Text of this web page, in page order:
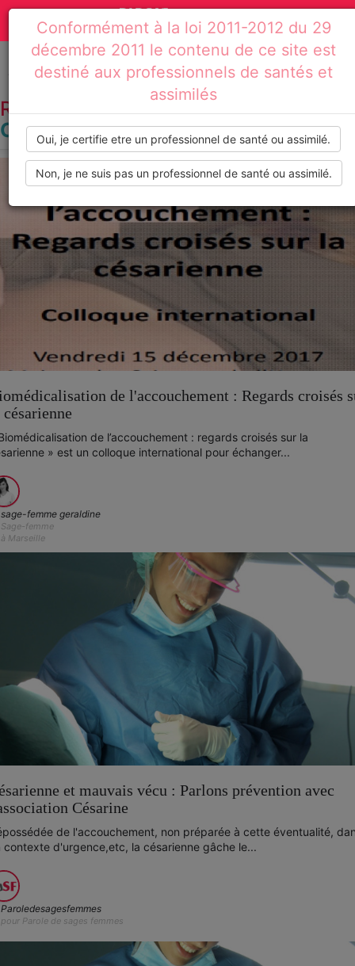
Toggle
navigation
Actualités
médicales,
dossiers
thématiques,
formations,
recommandations
Accueil Résultats de recherche : césarienne
RECHERCHE PAR TAG :
CÉSARIENNE
de l'accouchement : Regards croisés
de l’accouchement : regards croisés sur la
» est un colloque international pour échanger...
sage-femme geraldine
Sage-femme
à Marseille
et mauvais vécu : Parlons prévention avec
Césarine
de l'accouchement, non préparée à cette éventualité,
contexte d'urgence,etc, la césarienne gâche le...
Paroledesagesfemmes
pour Parole de sages femmes
Conformément à la loi 2011-2012 du 29
décembre 2011 le contenu de ce site est
destiné aux professionnels de santés et
assimilés
Oui, je certifie etre un professionnel de santé ou assimilé.
Non, je ne suis pas un professionnel de santé ou assimilé.